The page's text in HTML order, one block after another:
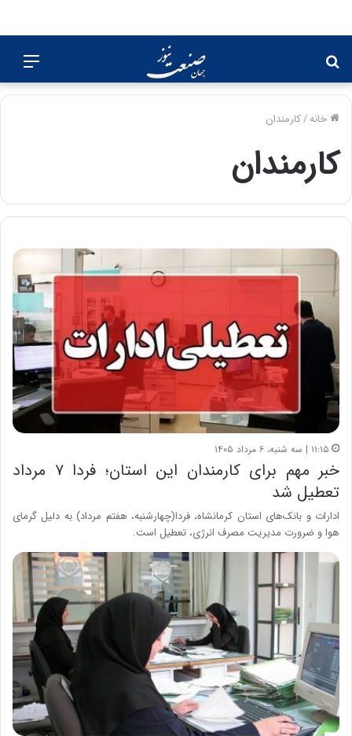
برای
خانه/کارمندان
کارمندان
۱۱:۱۵ | سه شنبه، ۶ مرداد ۱۴۰۵
خبر مهم برای کارمندان این استان؛ فردا ۷ مرداد
تعطیل شد
ادارات و بانک‌های استان کرمانشاه، فردا(چهارشنبه، هفتم مرداد) به دلیل گرمای
هوا و ضرورت مدیریت مصرف انرژی، تعطیل است.